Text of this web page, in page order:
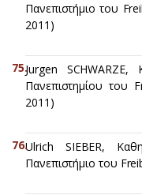
Πανεπιστήμιο του
2011)
Jurgen
Πανεπιστημίου του
2011)
Ulrich SIEBER,
Πανεπιστήμιο του